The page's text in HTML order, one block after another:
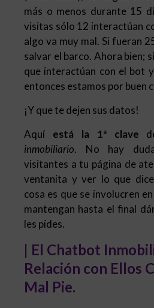
más o menos durante 15
visitas sólo 12 interactúan
algo va muy mal. Si fueran
salvar el barco. Ahora bien;
que interactúan con el bot
entonces estamos por buen
¡Y que te dejen sus datos!
Aquí está la 1ª clave
inmobiliario. No hay
visitantes a tu página de
ventanita y ver lo que
cosa es que se involucren
mantengan hasta el final
les pides.
| El Chatbot
Relación con Ellos
Mal Pie.